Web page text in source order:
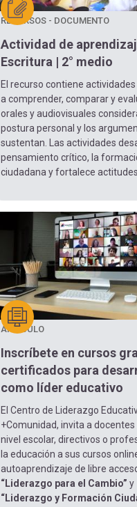
RECURSOS - DOCUMENTO
Actividad de
Escritura | 2° medio
El recurso contiene
a comprender, comparar y
orales y audiovisuales
postura personal y los
sustentan. Las actividades
pensamiento crítico, la
ciudadana y fortalece
ARTÍCULO
Inscríbete en cursos
certificados para
como líder educativo
El Centro de Liderazgo
+Comunidad, invita a docentes
nivel escolar, directivos o
la educación a sus cursos
autoaprendizaje de libre
“Liderazgo para el Cambio” y
“Liderazgo y Formación